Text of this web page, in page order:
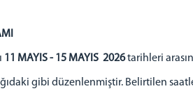
11 MAYIS - 15 MAYIS 2026tarihleri
gibi düzenlenmiştir. Belirtilen